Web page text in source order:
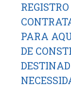
PARA
DE